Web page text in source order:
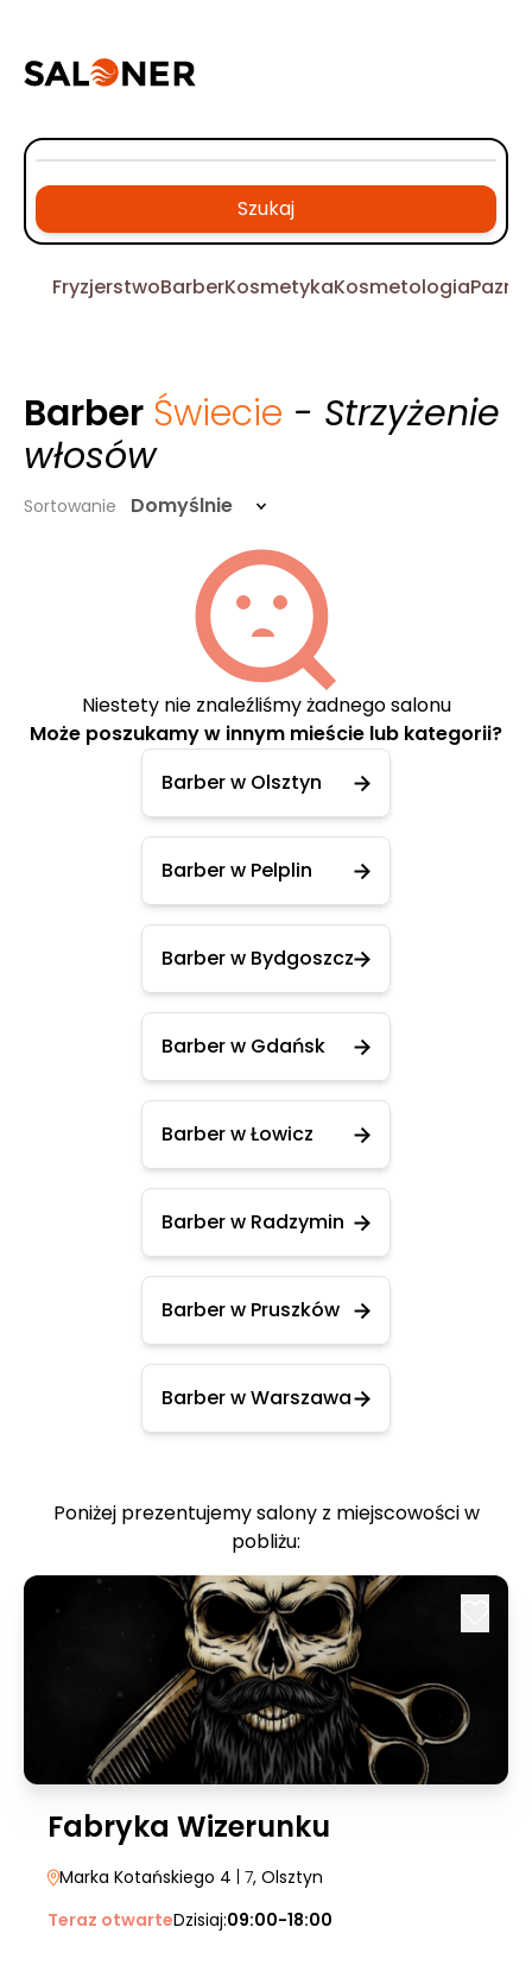
Szukaj
FryzjerstwoBarberKosmetykaKosmetologia
Barber Świecie - Strzyżenie
włosów
Sortowanie Domyślnie
Niestety nie znaleźliśmy żadnego salonu
Może poszukamy w innym mieście lub kategorii?
Barber w Olsztyn
Barber w Pelplin
Barber w Bydgoszcz
Barber w Gdańsk
Barber w Łowicz
Barber w Radzymin
Barber w Pruszków
Barber w Warszawa
Poniżej prezentujemy salony z miejscowości w
pobliżu:
Fabryka Wizerunku
Marka Kotańskiego 4 | 7, Olsztyn
Teraz otwarteDzisiaj:09:00-18:00